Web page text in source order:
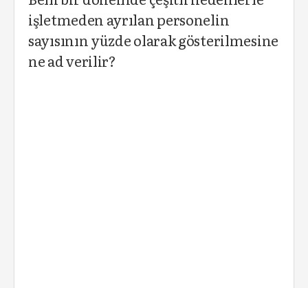
işletmeden ayrılan personelin
sayısının yüzde olarak gösterilmesine
ne ad verilir?